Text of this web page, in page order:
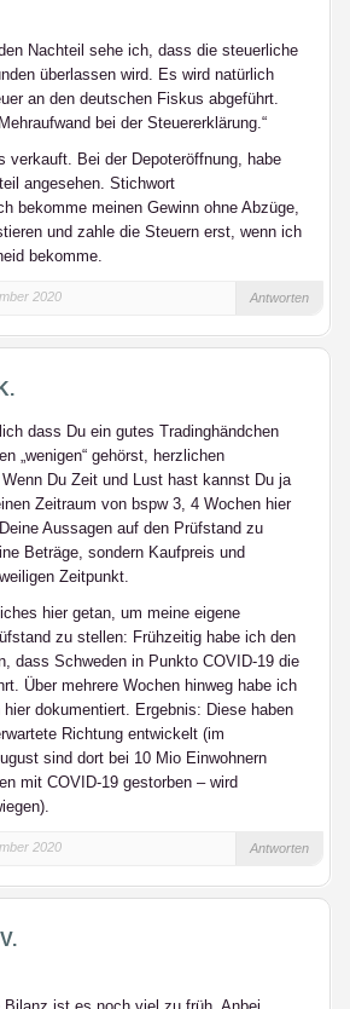
Nachteil sehe ich, dass die steuerliche
überlassen wird. Es wird natürlich
an den deutschen Fiskus abgeführt.
bei der Steuererklärung.“
verkauft. Bei der Depoteröffnung, habe
angesehen. Stichwort
bekomme meinen Gewinn ohne Abzüge,
und zahle die Steuern erst, wenn ich
bekomme.
2020 Antworten
dass Du ein gutes Tradinghändchen
„wenigen“ gehörst, herzlichen
Du Zeit und Lust hast kannst Du ja
Zeitraum von bspw 3, 4 Wochen hier
Aussagen auf den Prüfstand zu
Beträge, sondern Kaufpreis und
Zeitpunkt.
hier getan, um meine eigene
zu stellen: Frühzeitig habe ich den
dass Schweden in Punkto COVID-19 die
Über mehrere Wochen hinweg habe ich
dokumentiert. Ergebnis: Diese haben
Richtung entwickelt (im
sind dort bei 10 Mio Einwohnern
mit COVID-19 gestorben – wird
2020 Antworten